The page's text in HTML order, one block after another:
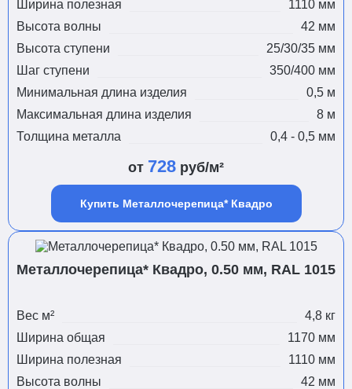
Ширина полезная
1110 мм
Высота волны
42 мм
Высота ступени
25/30/35 мм
Шаг ступени
350/400 мм
Минимальная длина изделия
0,5 м
Максимальная длина изделия
8 м
Толщина металла
0,4 - 0,5 мм
от 728 руб/м²
Купить Металлочерепица* Квадро
Металлочерепица* Квадро, 0.50 мм, RAL 1015
Вес м²
4,8 кг
Ширина общая
1170 мм
Ширина полезная
1110 мм
Высота волны
42 мм